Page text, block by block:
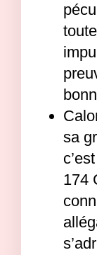
sa
174